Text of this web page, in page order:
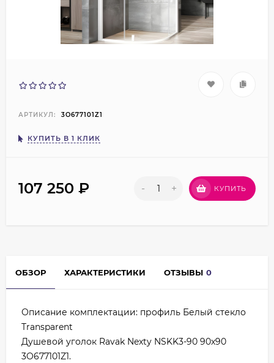
АРТИКУЛ: 3O677101Z1
КУПИТЬ В 1 КЛИК
107 250 ₽ - + КУПИТЬ
ОБЗОР ХАРАКТЕРИСТИКИ ОТЗЫВЫ 0
Описание комплектации: профиль Белый стекло
Transparent
Душевой уголок Ravak Nexty NSKK3-90 90x90
3O677101Z1.